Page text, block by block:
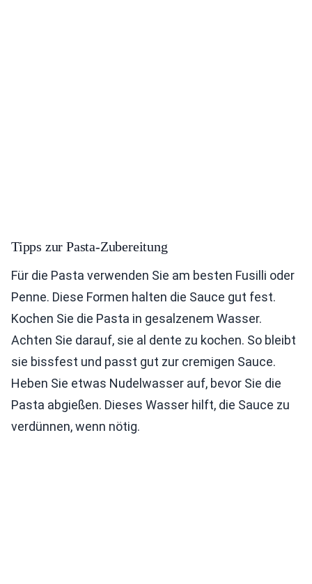
Tipps zur Pasta-Zubereitung
Für die Pasta verwenden Sie am besten Fusilli oder
Penne. Diese Formen halten die Sauce gut fest.
Kochen Sie die Pasta in gesalzenem Wasser.
Achten Sie darauf, sie al dente zu kochen. So bleibt
sie bissfest und passt gut zur cremigen Sauce.
Heben Sie etwas Nudelwasser auf, bevor Sie die
Pasta abgießen. Dieses Wasser hilft, die Sauce zu
verdünnen, wenn nötig.